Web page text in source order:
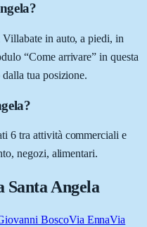
in auto, a piedi, in
“Come arrivare” in questa
tua posizione.
6 tra attività commerciali e
negozi, alimentari.
Santa Angela
BoscoVia EnnaVia